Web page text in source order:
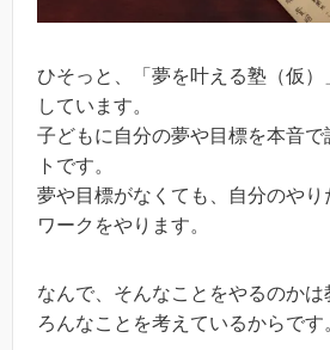
ひそっと、「夢を叶える塾（仮
しています。
子どもに自分の夢や目標を本音
トです。
夢や目標がなくても、自分のやり
ワークをやります。
なんで、そんなことをやるのか
ろんなことを考えているからです